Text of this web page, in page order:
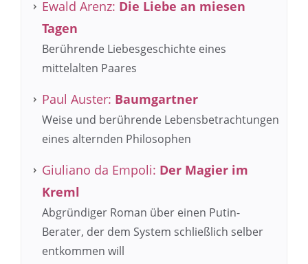
Ewald Arenz: Die Liebe an miesen
Tagen
Berührende Liebesgeschichte eines
mittelalten Paares
Paul Auster: Baumgartner
Weise und berührende Lebensbetrachtungen
eines alternden Philosophen
Giuliano da Empoli: Der Magier im
Kreml
Abgründiger Roman über einen Putin-
Berater, der dem System schließlich selber
entkommen will